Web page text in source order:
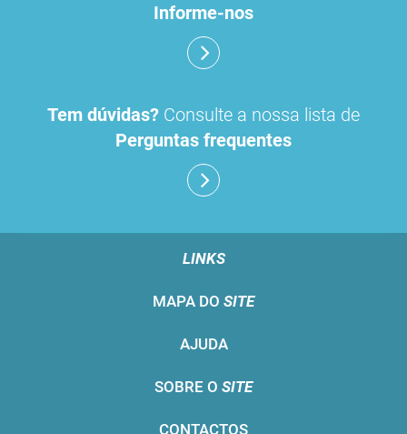
Informe-nos
Tem dúvidas? Consulte a nossa lista de
Perguntas frequentes
LINKS
MAPA DO SITE
AJUDA
SOBRE O SITE
CONTACTOS